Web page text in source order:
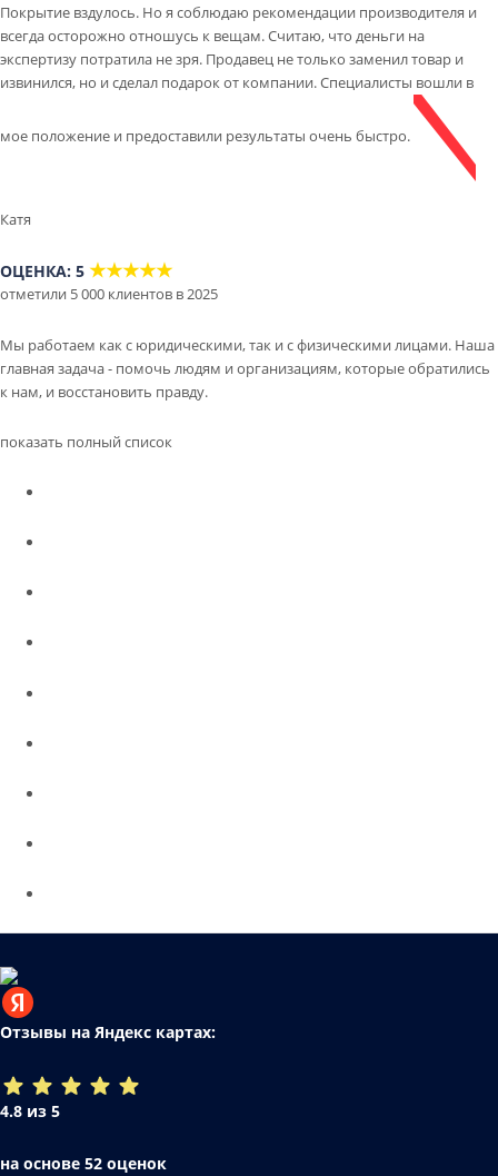
Покрытие вздулось. Но я соблюдаю рекомендации производителя и
всегда осторожно отношусь к вещам. Считаю, что деньги на
экспертизу потратила не зря. Продавец не только заменил товар и
извинился, но и сделал подарок от компании. Специалисты вошли в
мое положение и предоставили результаты очень быстро.
Катя
ОЦЕНКА: 5 ★★★★★
отметили 5 000 клиентов в 2025
Мы работаем как с юридическими, так и с физическими лицами. Наша
главная задача - помочь людям и организациям, которые обратились
к нам, и восстановить правду.
показать полный список
Отзывы на Яндекс картах:
4.8 из 5
на основе 52 оценок